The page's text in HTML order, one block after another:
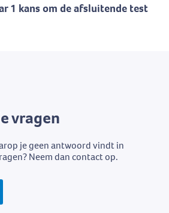
1 kans om de afsluitende test
vragen
je geen antwoord vindt in
Neem dan contact op.